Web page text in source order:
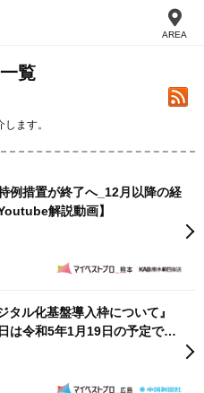
AREA
覧
ます。
例措置が終了へ_12月以降の経
解説動画】
タル化基盤導入枠について』
は令和5年1月19日の予定で